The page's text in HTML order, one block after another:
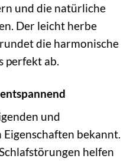
und die natürliche
Der leicht herbe
die harmonische
perfekt ab.
und
bekannt.
helfen